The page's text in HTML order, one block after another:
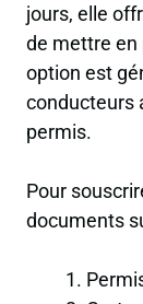
jours, elle
de mettre en
option est
conducteurs
permis.
Pour
documents